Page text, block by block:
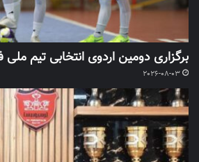
برگزاری دومین اردوی انتخابی تیم ملی
2026-08-03